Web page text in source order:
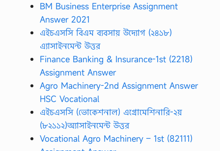
BM Business Enterprise Assignment
Answer 2021
এইচএসসি বিএম ব্যবসায় উদ্যোগ (২৪১৮)
এ্যাসাইনমেন্ট উত্তর
Finance Banking & Insurance-1st (2218)
Assignment Answer
Agro Machinery-2nd Assignment Answer
HSC Vocational
এইচএসসি (ভোকেশনাল) এগ্রোমেশিনারি-২য়
(৮২১১২)অ্যাসাইনমেন্ট উত্তর
Vocational Agro Machinery – 1st (82111)